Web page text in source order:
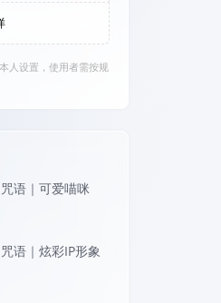
人设置，使用者需按规
语｜可爱喵咪
语｜炫彩IP形象